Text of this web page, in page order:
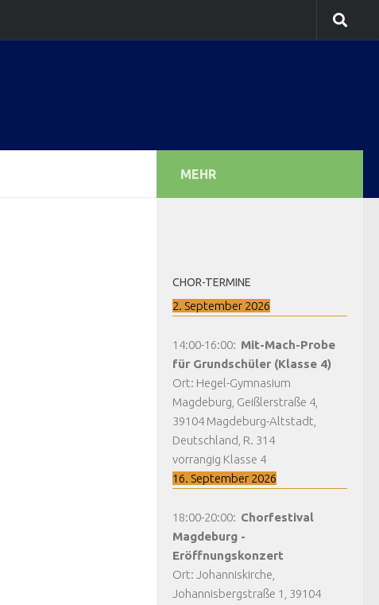
MEHR
CHOR-TERMINE
2. September 2026
14:00-16:00: Mit-Mach-Probe
für Grundschüler (Klasse 4)
Ort: Hegel-Gymnasium
Magdeburg, Geißlerstraße 4,
39104 Magdeburg-Altstadt,
Deutschland, R. 314
vorrangig Klasse 4
16. September 2026
18:00-20:00: Chorfestival
Magdeburg -
Eröffnungskonzert
Ort: Johanniskirche,
Johannisbergstraße 1, 39104